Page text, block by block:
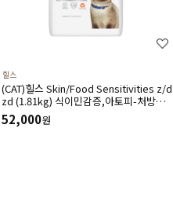
힐스
(CAT)힐스 Skin/Food Sensitivities z/d
zd (1.81kg) 식이민감증,아토피-처방식,
처방사료
52,000원